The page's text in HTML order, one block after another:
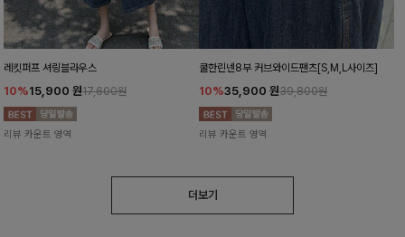
레킷퍼프 셔링블라우스
10%15,900 원17,600원
리뷰 카운트 영역
쿨한린넨8부 커브와이드팬츠[S,M,L사이즈]
10%35,900 원39,800원
리뷰 카운트 영역
더보기